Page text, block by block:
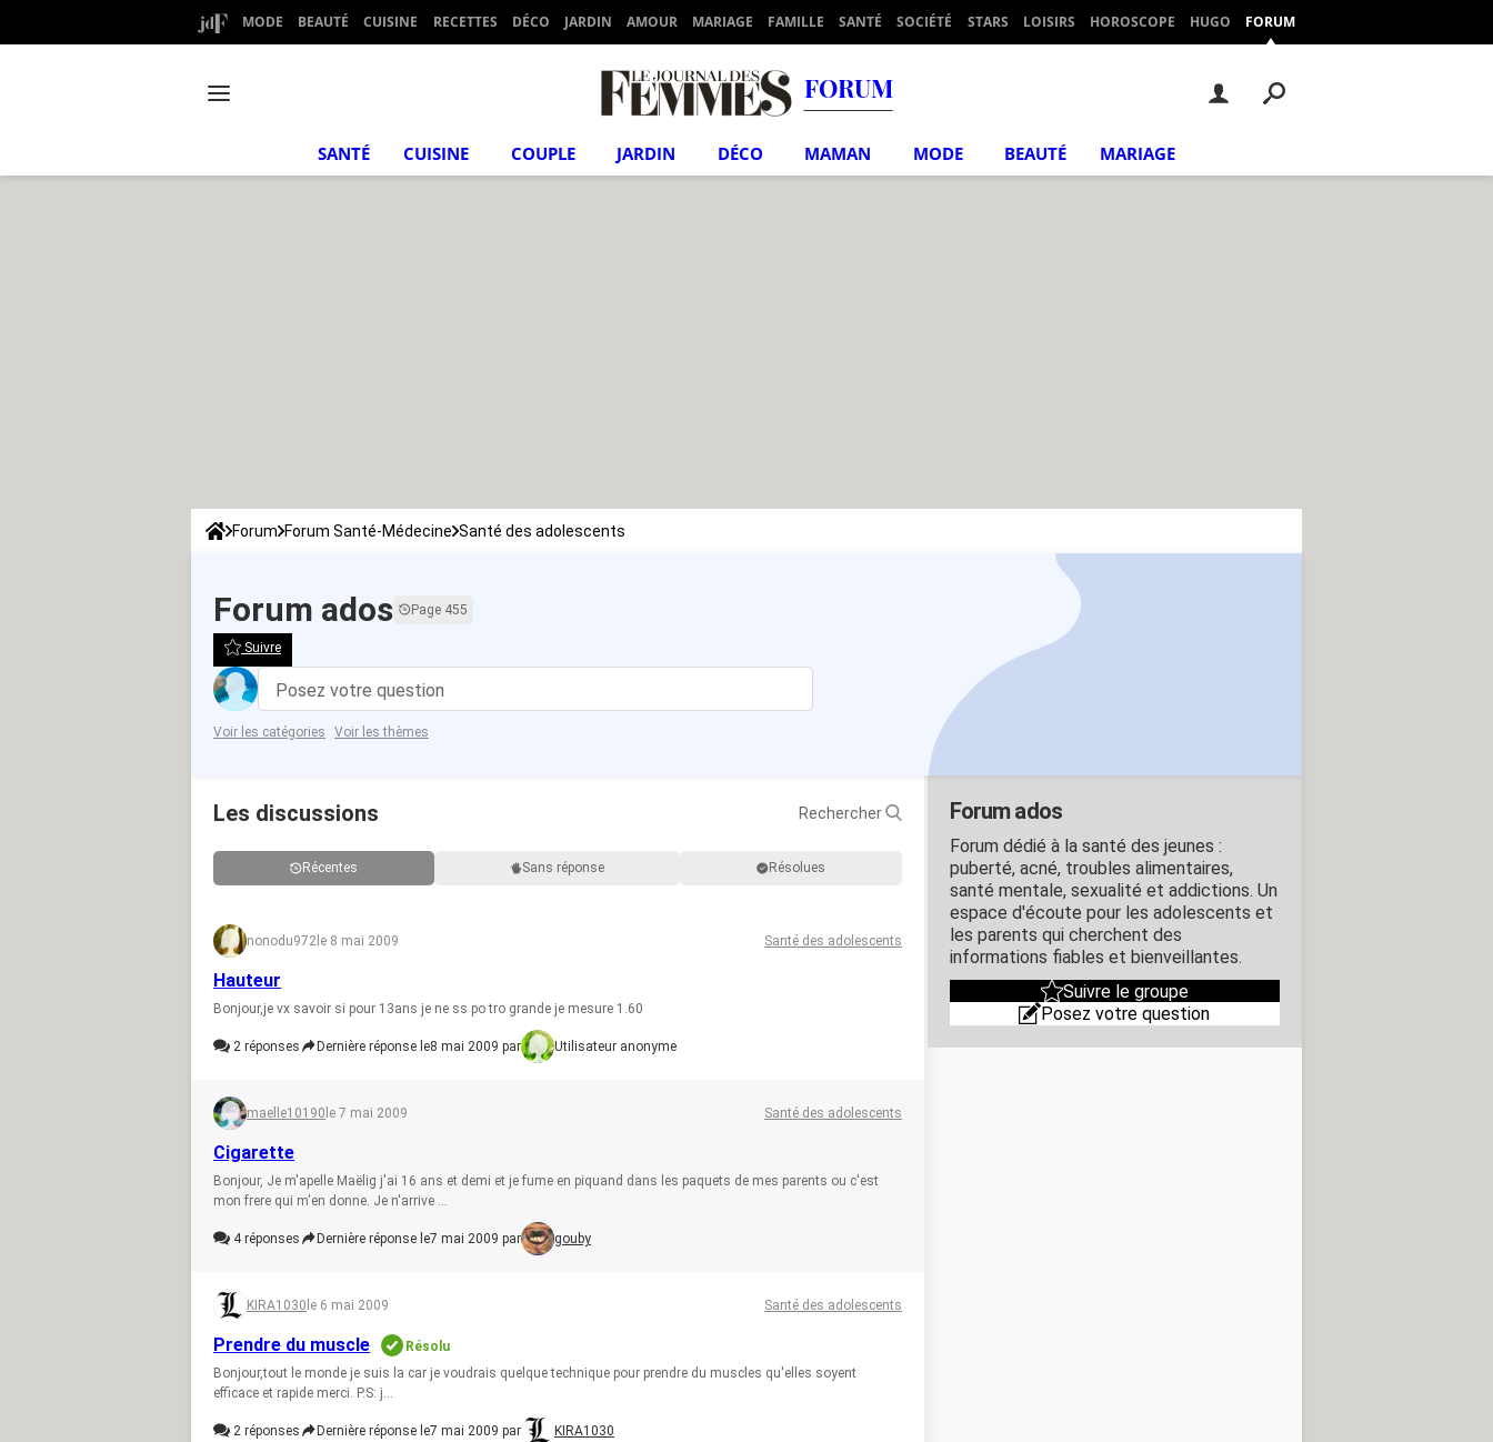
MODE BEAUTÉ CUISINE RECETTES DÉCO JARDIN AMOUR MARIAGE FAMILLE SANTÉ SOCIÉTÉ STARS LOISIRS HOROSCOPE HUGO FORUM
FORUM
SANTÉ CUISINE COUPLE JARDIN DÉCO MAMAN MODE BEAUTÉ MARIAGE
Forum Forum Santé-Médecine Santé des adolescents
Forum ados Page 455
Suivre
Posez votre question
Voir les catégories Voir les thèmes
Les discussions Rechercher
Récentes Sans réponse Résolues
nonodu972 le 8 mai 2009 Santé des adolescents
Hauteur
Bonjour,je vx savoir si pour 13ans je ne ss po tro grande je mesure 1.60
2 réponses Dernière réponse le8 mai 2009 par Utilisateur anonyme
maelle10190 le 7 mai 2009 Santé des adolescents
Cigarette
Bonjour, Je m'apelle Maëlig j'ai 16 ans et demi et je fume en piquand dans les paquets de mes parents ou c'est
mon frere qui m'en donne. Je n'arrive ...
4réponses Dernière réponse le7 mai 2009 par gouby
KIRA1030 le 6 mai 2009 Santé des adolescents
Prendre du muscle
Résolu
Bonjour,tout le monde je suis la car je voudrais quelque technique pour prendre du muscles qu'elles soyent
efficace et rapide merci. P.S: j...
2 réponses Dernière réponse le7 mai 2009 par KIRA1030
Forum ados
Forum dédié à la santé des jeunes :
puberté, acné, troubles alimentaires,
santé mentale, sexualité et addictions. Un
espace d'écoute pour les adolescents et
les parents qui cherchent des
informations fiables et bienveillantes.
Suivre le groupe
Posez votre question